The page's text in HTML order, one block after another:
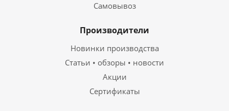
Самовывоз
Производители
Новинки производства
Статьи • обзоры • новости
Акции
Сертификаты